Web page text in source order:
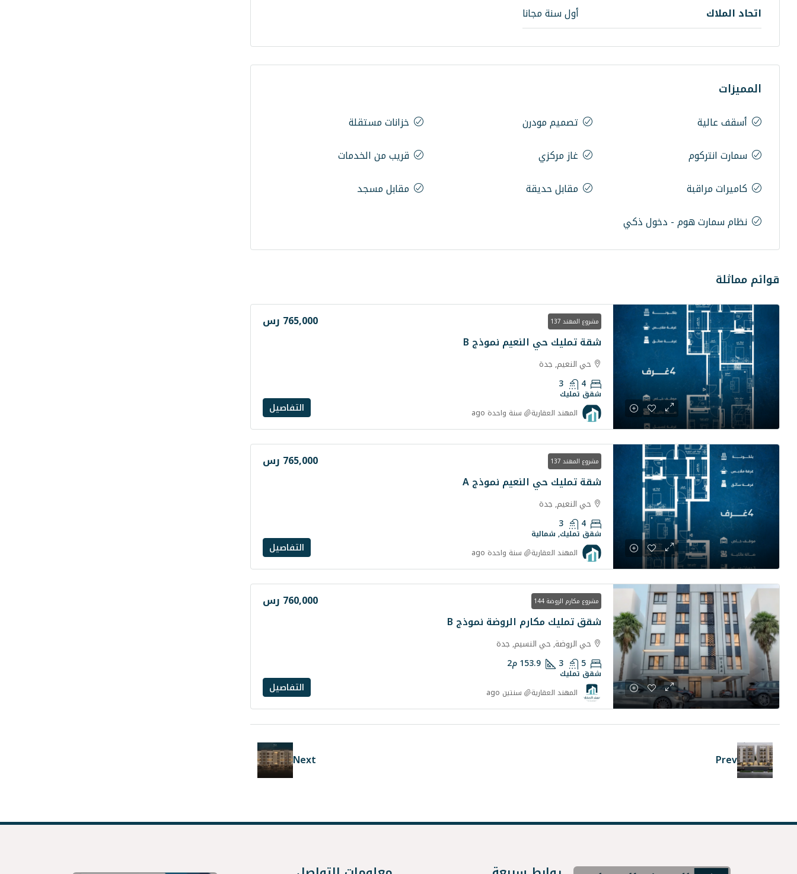
اتحاد الملاك
أول سنة مجانا
المميزات
أسقف عالية تصميم مودرن
خزانات مستقلة
سمارت انتركوم
غاز مركزي
قريب من الخدمات
كاميرات مراقبة
مقابل حديقة
مقابل مسجد
نظام سمارت هوم - دخول ذكي
قوائم مماثلة
مشروع المهند 137
شقة تمليك حي النعيم نموذج B
765,000 رس
حي النعيم, جدة
4
3
شقق تمليك
التفاصيل المهند العقارية سنة واحدة ago
مشروع المهند 137
شقة تمليك حي النعيم نموذج A
765,000 رس
حي النعيم, جدة
4
3
شقق تمليك, شمالية
التفاصيل المهند العقارية سنة واحدة ago
مشروع مكارم الروضة 144
شقق تمليك مكارم الروضة نموذج B
760,000 رس
حي الروضة, حي النسيم, جدة
5
3
153.9م2
شقق تمليك
التفاصيل المهند العقارية سنتين ago
Prev
Next